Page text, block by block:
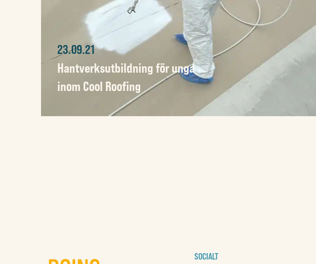
23.09.21
Hantverksutbildning för unga
inom Cool Roofing
SOCIALT